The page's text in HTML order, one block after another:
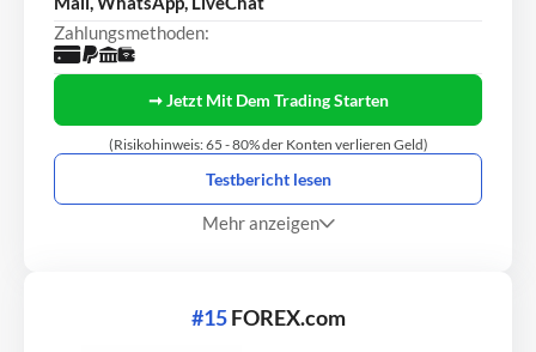
Zahlungsmethoden:
➞ Jetzt Mit Dem Trading Starten
(Risikohinweis: 65 - 80% der Konten verlieren Geld)
Testbericht lesen
Mehr anzeigen
#15FOREX.com